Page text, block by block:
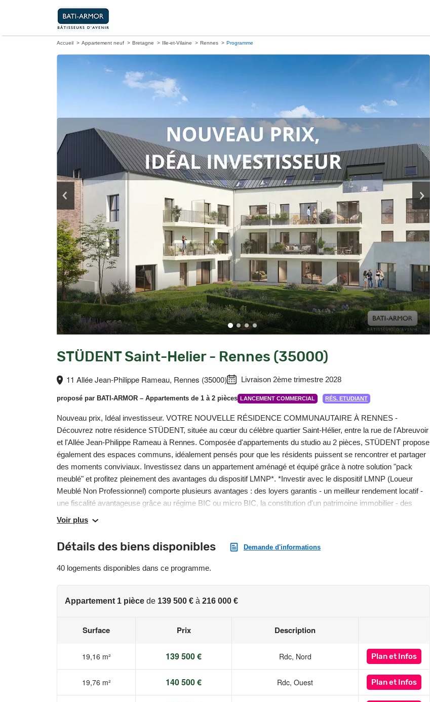
Accueil Appartement neuf Bretagne Ille-et-Vilaine Rennes Programme
STÜDENT Saint-Helier - Rennes (35000)
11 Allée Jean-Philippe Rameau, Rennes (35000) Livraison 2ème trimestre 2028
proposé par BATI-ARMOR – Appartements de 1 à 2 pièces LANCEMENT COMMERCIAL RÉS. ETUDIANT
Nouveau prix, Idéal investisseur. VOTRE NOUVELLE RÉSIDENCE COMMUNAUTAIRE À RENNES -
Découvrez notre résidence STÜDENT, située au cœur du célèbre quartier Saint-Hélier, entre la rue de l'Abreuvoir
et l'Allée Jean-Philippe Rameau à Rennes. Composée d'appartements du studio au 2 pièces, STÜDENT propose
également des espaces communs, idéalement pensés pour que les résidents puissent se rencontrer et partager
des moments conviviaux. Investissez dans un appartement aménagé et équipé grâce à notre solution "pack
meublé" et profitez pleinement des avantages du dispositif LMNP*. *Investir avec le dispositif LMNP (Loueur
Meublé Non Professionnel) comporte plusieurs avantages : des loyers garantis - un meilleur rendement locatif -
une fiscalité avantageuse grâce au régime BIC ou micro BIC, la constitution d'un patrimoine immobilier - des
revenus complémentaires pour la retraite.
www.georisques.gouv.fr
Voir plus
Détails des biens disponibles Demande d'informations
40 logements disponibles dans ce programme.
Appartement 1 pièce de 139 500 € à 216 000 €
Surface Prix Description
19,16 m² 139 500 € Rdc, Nord Planet Infos
19,76 m² 140 500 € Rdc, Ouest Planet Infos